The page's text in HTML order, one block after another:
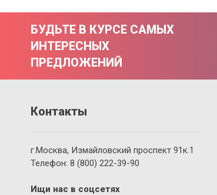
БУДЬТЕ В КУРСЕ САМЫХ
ИНТЕРЕСНЫХ
ПРЕДЛОЖЕНИЙ
Контакты
г.Москва, Измайловский проспект 91к.1
Телефон: 8 (800) 222-39-90
Ищи нас в соцсетях